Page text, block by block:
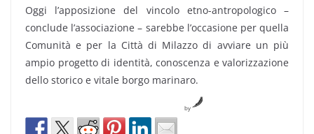
Oggi l’apposizione del vincolo etno-antropologico –
conclude l’associazione – sarebbe l’occasione per quella
Comunità e per la Città di Milazzo di avviare un più
ampio progetto di identità, conoscenza e valorizzazione
dello storico e vitale borgo marinaro.
by